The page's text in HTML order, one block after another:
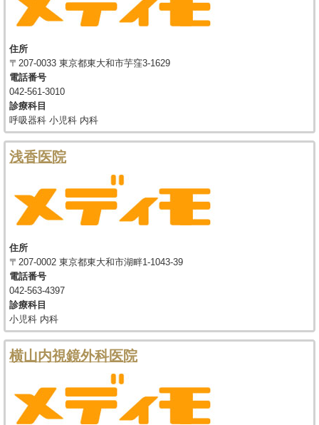
住所
〒207-0033 東京都東大和市芋窪3-1629
電話番号
042-561-3010
診療科目
呼吸器科 小児科 内科
浅香医院
住所
〒207-0002 東京都東大和市湖畔1-1043-39
電話番号
042-563-4397
診療科目
小児科 内科
横山内視鏡外科医院